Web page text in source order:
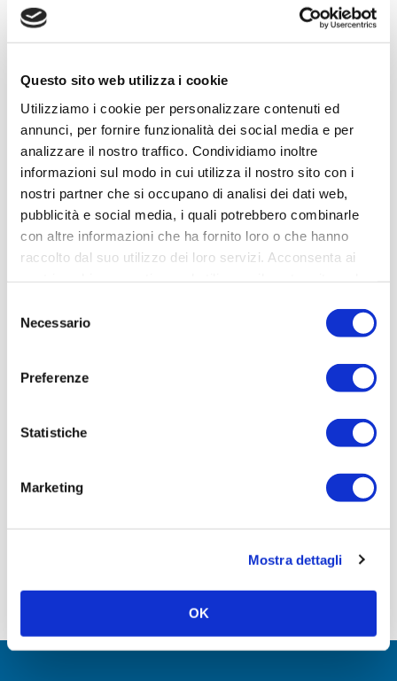
Questo sito web utilizza i cookie
Utilizziamo i cookie per personalizzare contenuti ed
annunci, per fornire funzionalità dei social media e per
analizzare il nostro traffico. Condividiamo inoltre
informazioni sul modo in cui utilizza il nostro sito con i
nostri partner che si occupano di analisi dei dati web,
pubblicità e social media, i quali potrebbero combinarle
con altre informazioni che ha fornito loro o che hanno
raccolto dal suo utilizzo dei loro servizi. Acconsenta ai
delNecessario
Preferenze
Statistiche
Marketing
Mostra dettagli
OK
PV-rin
roma Roma Magliana
senigallia Senza categoria
Sicurezza siemens
spoleto stardream
Sungrow
termoli terni
Viterbo
Punto Vendita di Spoleto
Leggi articolo